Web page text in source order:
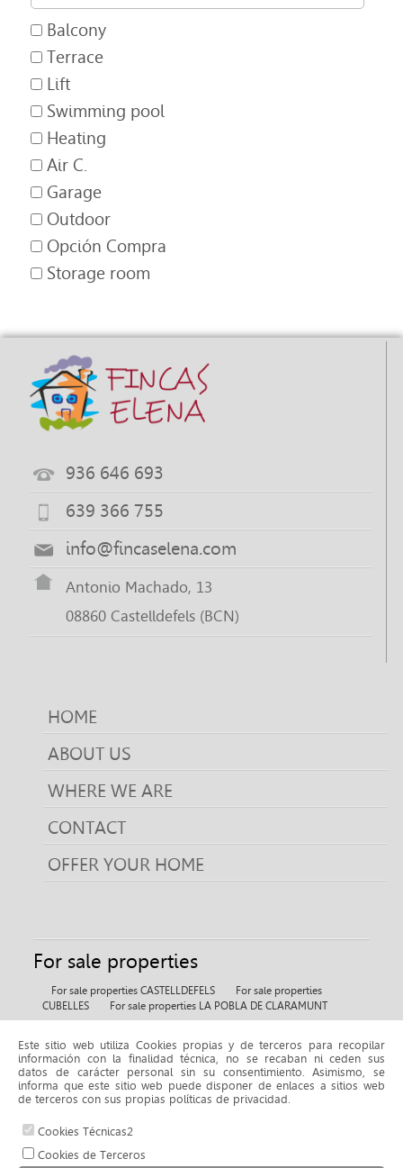
Este sitio web utiliza Cookies propias y de terceros para recopilar
información con la finalidad técnica, no se recaban ni ceden sus
datos de carácter personal sin su consentimiento. Asimismo, se
informa que este sitio web puede disponer de enlaces a sitios web
de terceros con sus propias políticas de privacidad.
Cookies Técnicas2
Cookies de Terceros
Balcony
Terrace
Lift
Swimming pool
Heating
Air C.
Garage
Outdoor
Opción Compra
Storage room
936 646 693
639 366 755
info@fincaselena.com
Antonio Machado, 13
08860 Castelldefels (BCN)
HOME
ABOUT US
WHERE WE ARE
CONTACT
OFFER YOUR HOME
For sale properties
For sale properties CASTELLDEFELS
For sale properties
CUBELLES
For sale properties LA POBLA DE CLARAMUNT
For rent properties
For rent properties BELLMUNT DE L'URGELL
© 2026 www.fincaselena.com |